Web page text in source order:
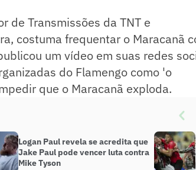
de Transmissões da TNT e
costuma frequentar o Maracanã
um vídeo em suas redes
do Flamengo como 'o
que o Maracanã exploda.
Logan Paul revela se acredita que
Jake Paul pode vencer luta contra
Mike Tyson